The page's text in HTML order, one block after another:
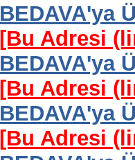
BEDAVA'ya
[Bu Adresi
BEDAVA'ya
[Bu Adresi
BEDAVA'ya
[Bu Adresi